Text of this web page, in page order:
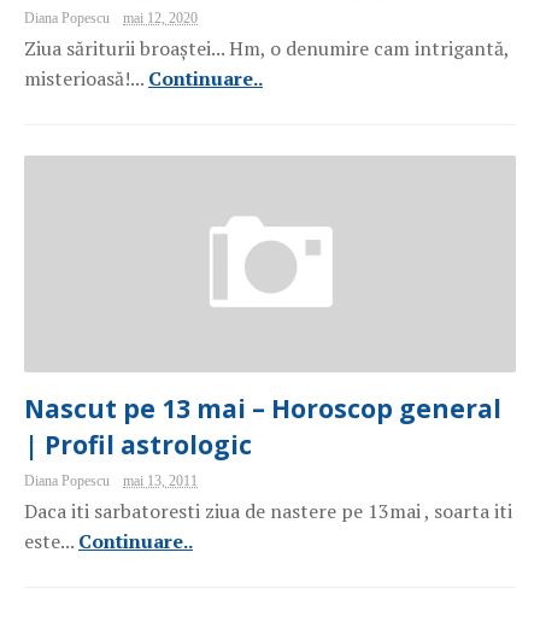
Diana Popescu mai 12, 2020
Ziua săriturii broaștei... Hm, o denumire cam intrigantă,
misterioasă!... Continuare..
Nascut pe 13 mai – Horoscop general
| Profil astrologic
Diana Popescu mai 13, 2011
Daca iti sarbatoresti ziua de nastere pe 13mai , soarta iti
este... Continuare..